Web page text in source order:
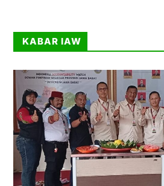
KABAR IAW